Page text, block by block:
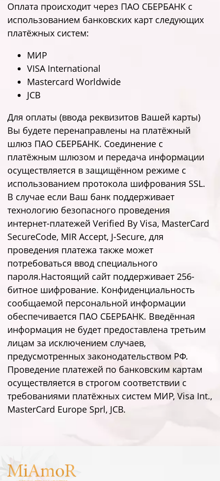
Оплата происходит через ПАО СБЕРБАНК с
использованием банковских карт следующих
платёжных систем:
МИР
VISA International
Mastercard Worldwide
JCB
Для оплаты (ввода реквизитов Вашей карты)
Вы будете перенаправлены на платёжный
шлюз ПАО СБЕРБАНК. Соединение с
платёжным шлюзом и передача информации
осуществляется в защищённом режиме с
использованием протокола шифрования SSL.
В случае если Ваш банк поддерживает
технологию безопасного проведения
интернет-платежей Verified By Visa, MasterCard
SecureCode, MIR Accept, J-Secure, для
проведения платежа также может
потребоваться ввод специального
пароля.Настоящий сайт поддерживает 256-
битное шифрование. Конфиденциальность
сообщаемой персональной информации
обеспечивается ПАО СБЕРБАНК. Введённая
информация не будет предоставлена третьим
лицам за исключением случаев,
предусмотренных законодательством РФ.
Проведение платежей по банковским картам
осуществляется в строгом соответствии с
требованиями платёжных систем МИР, Visa Int.,
MasterCard Europe Sprl, JCB.